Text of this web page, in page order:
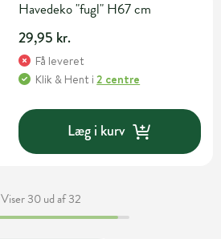
Havedeko "fugl" H67 cm
29,95 kr.
Få leveret
Klik & Hent i2 centre
Læg i kurv
Viser 30 ud af 32